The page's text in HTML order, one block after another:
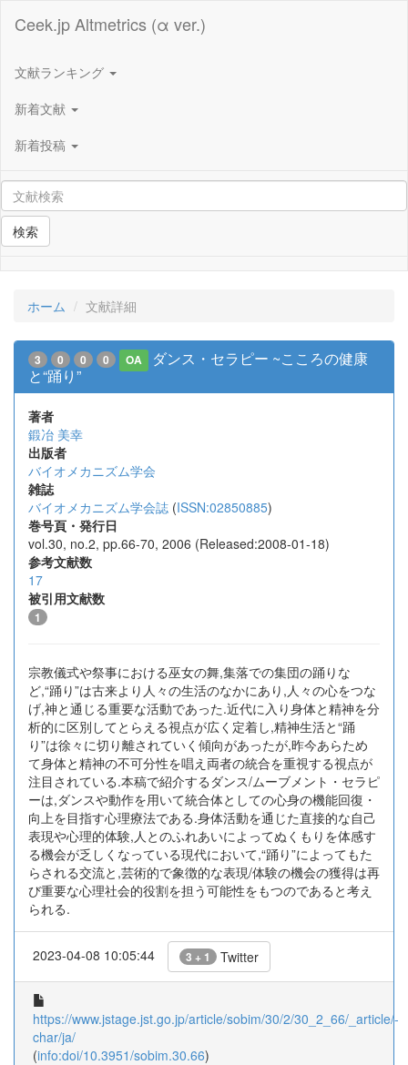
Ceek.jp Altmetrics (α ver.)
文献ランキング
新着文献
新着投稿
検索
ホーム 文献詳細
3 0 0 0 OA
ダンス・セラピー ~こころの健康
と“踊り”
著者
鍛冶 美幸
出版者
バイオメカニズム学会
雑誌
バイオメカニズム学会誌 (ISSN:02850885)
巻号頁・発行日
vol.30, no.2, pp.66-70, 2006 (Released:2008-01-18)
参考文献数
17
被引用文献数
1
宗教儀式や祭事における巫女の舞,集落での集団の踊りな
ど,“踊り”は古来より人々の生活のなかにあり,人々の心をつな
げ,神と通じる重要な活動であった.近代に入り身体と精神を分
析的に区別してとらえる視点が広く定着し,精神生活と“踊
り”は徐々に切り離されていく傾向があったが,昨今あらため
て身体と精神の不可分性を唱え両者の統合を重視する視点が
注目されている.本稿で紹介するダンス/ムーブメント・セラピ
ーは,ダンスや動作を用いて統合体としての心身の機能回復・
向上を目指す心理療法である.身体活動を通じた直接的な自己
表現や心理的体験,人とのふれあいによってぬくもりを体感す
る機会が乏しくなっている現代において,“踊り”によってもた
らされる交流と,芸術的で象徴的な表現/体験の機会の獲得は再
び重要な心理社会的役割を担う可能性をもつのであると考え
られる.
2023-04-08 10:05:44 3 + 1 Twitter
https://www.jstage.jst.go.jp/article/sobim/30/2/30_2_66/_article/-
char/ja/
(info:doi/10.3951/sobim.30.66)